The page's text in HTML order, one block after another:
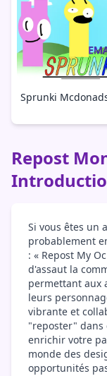
Sprunki
Repost
Si vous êtes un
probablement
: « Repost My
d'assaut la
permettant aux
leurs
vibrante et
"reposter" dans
enrichir votre
monde des
opportunités